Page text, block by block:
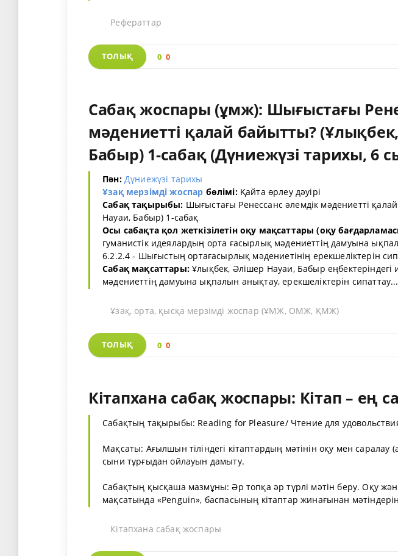
Рефераттар
ТОЛЫҚ 0 0
Сабақ жоспары (ұмж): Шығыстағы
мәдениетті қалай байытты?
Бабыр) 1-сабақ (Дүниежүзі тарихы, 6
Пән: Дүниежүзі тарихы
Ұзақ мерзімді жоспар бөлімі:Қайта өрлеу дәуірі
Сабақ тақырыбы: Шығыстағы Ренессанс әлемдік мәдениетті
Науаи, Бабыр) 1-сабақ
Осы сабақта қол жеткізілетін оқу мақсаттары (оқу
гуманистік идеялардың орта ғасырлық мәдениеттің дамуына
6.2.2.4 - Шығыстың ортағасырлық мәдениетінің ерекшеліктерін
Сабақ мақсаттары:Ұлықбек, Әлішер Науаи, Бабыр
мәдениеттің дамуына ықпалын анықтау, ерекшеліктерін
Ұзақ, орта, қысқа мерзімді жоспар (ҰМЖ, ОМЖ, ҚМЖ)
ТОЛЫҚ 0 0
Кітапхана сабақ жоспары: Кітап – ең
Сабақтың тақырыбы: Reading for Pleasure/ Чтение для
Мақсаты: Ағылшын тіліндегі кітаптардың мәтінін оқу мен
сыни тұрғыдан ойлауын дамыту.
Сабақтың қысқаша мазмұны: Әр топқа әр түрлі мәтін беру. Оқу
мақсатында «Penguin», баспасының кітаптар жинағынан
Кітапхана сабақ жоспары